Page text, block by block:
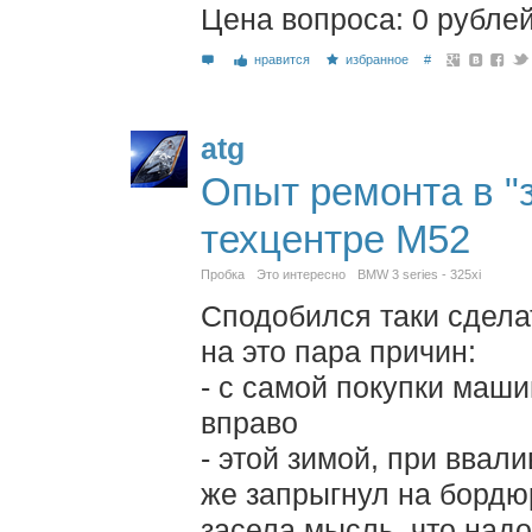
Цена вопроса: 0
нравится избранное #
atg
Опыт ремонта в
техцентре М52
Пробка Это интересно BMW 3 series - 325xi
Сподобился таки
на это пара причин:
- с самой покупки
вправо
- этой зимой, при
же запрыгнул на